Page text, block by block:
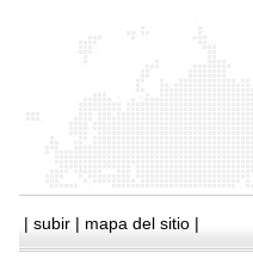
| subir | mapa del sitio |